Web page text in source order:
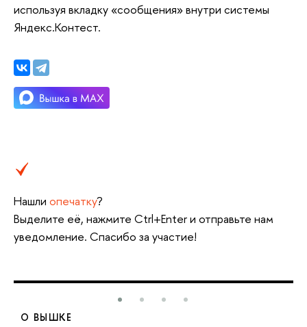
используя вкладку «сообщения» внутри системы
Яндекс.Контест.
Нашли опечатку?
Выделите её, нажмите Ctrl+Enter и отправьте нам
уведомление. Спасибо за участие!
О ВЫШКЕ